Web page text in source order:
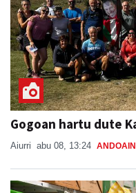
Gogoan hartu dute
Aiurri abu 08, 13:24 ANDOAIN